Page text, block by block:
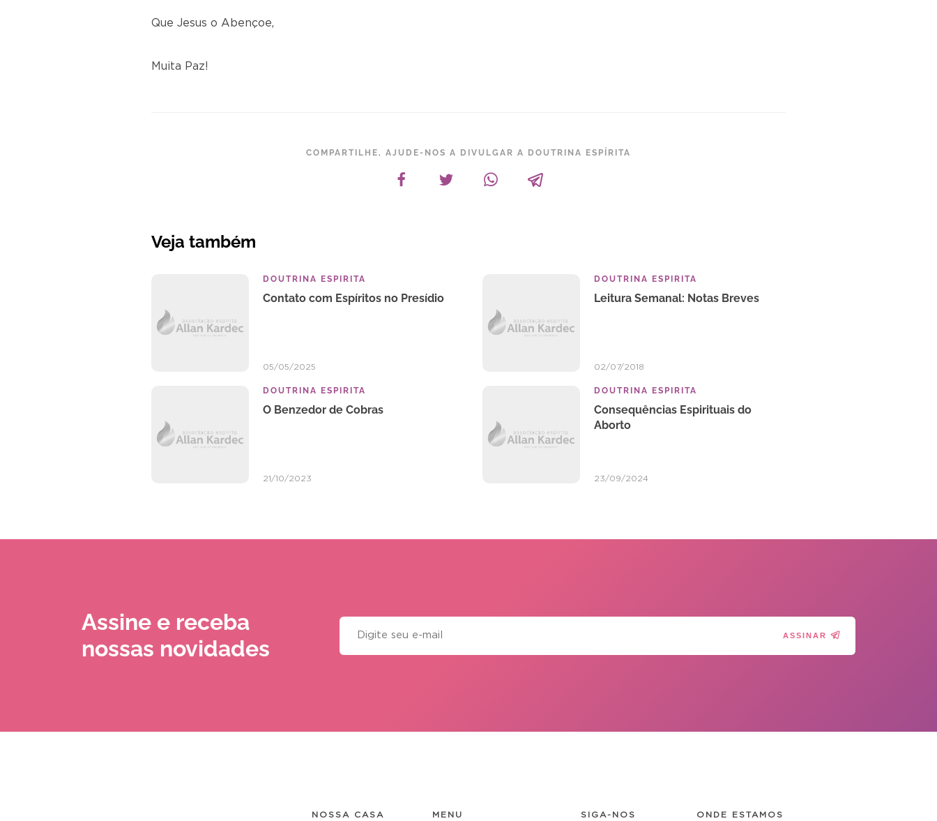
Que Jesus o Abençoe,
Muita Paz!
COMPARTILHE, AJUDE-NOS A DIVULGAR A DOUTRINA ESPÍRITA
Veja também
DOUTRINA ESPIRITA
Contato com Espíritos no Presídio
05/05/2025
DOUTRINA ESPIRITA
Leitura Semanal: Notas Breves
02/07/2018
DOUTRINA ESPIRITA
O Benzedor de Cobras
21/10/2023
DOUTRINA ESPIRITA
Consequências Espirituais do
Aborto
23/09/2024
Assine e receba
nossas novidades
ASSINAR
NOSSA CASA MENU SIGA-NOS ONDE ESTAMOS